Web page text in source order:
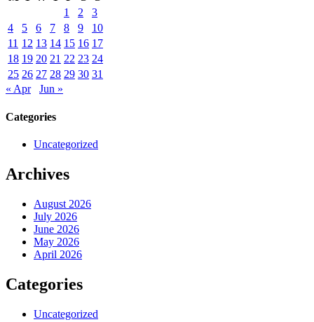
1
2
3
4
5 6 7 8 9
10
11 12 13 14 15 16 17
18 19 20 21 22 23 24
25 26 27 28 29 30 31
« Apr
Jun »
Categories
Uncategorized
Archives
August 2026
July 2026
June 2026
May 2026
April 2026
Categories
Uncategorized